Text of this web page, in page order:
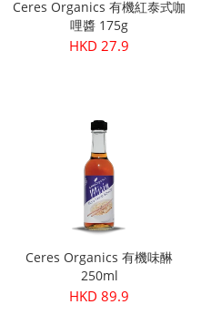
Ceres Organics 有機紅泰式咖
哩醬 175g
HKD 27.9
Ceres Organics 有機味醂
250ml
HKD 89.9